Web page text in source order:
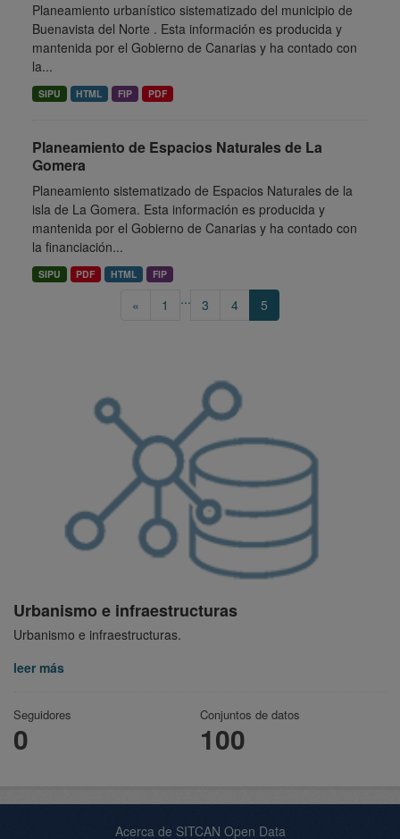
Urbanismo e infraestructuras
Urbanismo e infraestructuras.
leer más
Seguidores
0
Conjuntos de datos
100
Planeamiento urbanístico sistematizado del municipio de
Buenavista del Norte . Esta información es producida y
mantenida por el Gobierno de Canarias y ha contado con
la...
SIPU HTML FIP PDF
Planeamiento de Espacios Naturales de La
Gomera
Planeamiento sistematizado de Espacios Naturales de la
isla de La Gomera. Esta información es producida y
mantenida por el Gobierno de Canarias y ha contado con
la financiación...
SIPU PDF HTML FIP
« 1 ... 3 4 5
Acerca de SITCAN Open Data